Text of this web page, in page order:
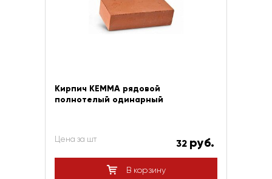
Кирпич КЕММА рядовой
полнотелый одинарный
Цена за шт 32 руб.
В корзину